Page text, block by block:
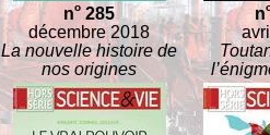
no 285
décembre 2018
La nouvelle histoire de
nos origines
n